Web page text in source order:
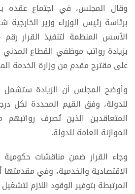
وقال المجلس، في اجتماع عقده
برئاسة رئيس الوزراء وزير الخارجية
على مقترح مقدم من وزارة الخدمة
وأوضح المجلس أن الزيادة ستشمل
للدولة، وفق القيم المحددة لكل
المتعاقدين الذين تُصرف
الموازنة العامة للدولة.
وجاء القرار ضمن مناقشات حكومية
الاقتصادية والخدمية، وفي مقدمتها
المرتبطة بتوفير الوقود اللازم